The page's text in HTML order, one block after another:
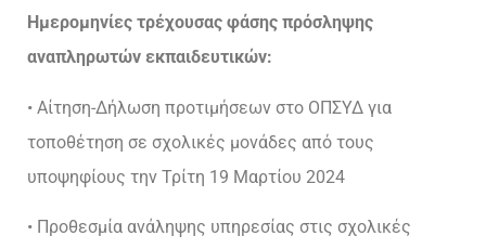
Ημερομηνίες τρέχουσας φάσης πρόσληψης
αναπληρωτών εκπαιδευτικών:
• Αίτηση-Δήλωση προτιμήσεων στο ΟΠΣΥΔ για
τοποθέτηση σε σχολικές μονάδες από τους
υποψηφίους την Τρίτη 19 Μαρτίου 2024
• Προθεσμία ανάληψης υπηρεσίας στις σχολικές